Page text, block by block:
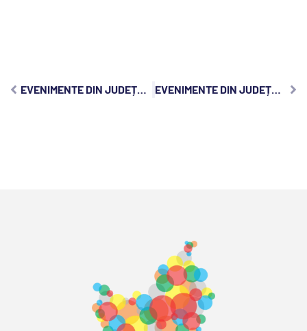
EVENIMENTE DIN JUDEȚUL CLUJ, VINERI, 20 DECEMBRIE 2024: EVENIMENTE DIN JUDEȚUL CLUJ, DUMINICĂ, 22 DECEMBRIE 2024: